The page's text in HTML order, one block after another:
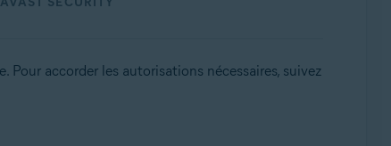
accorder les autorisations nécessaires, suivez